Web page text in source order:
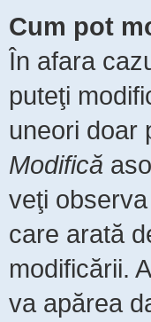
Cum pot
În afara
puteţi
uneori doar
Modifică
veţi
care arată
modificării.
va apărea